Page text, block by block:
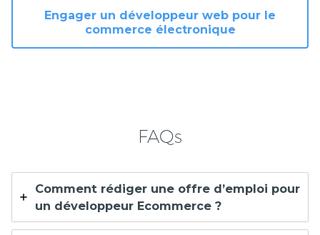
Engager un développeur web pour le
commerce électronique
FAQs
Comment rédiger une offre d’emploi pour
un développeur Ecommerce ?